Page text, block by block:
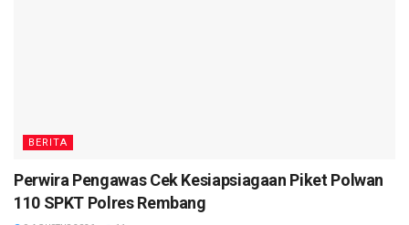
BERITA
Perwira Pengawas Cek Kesiapsiagaan Piket Polwan
110 SPKT Polres Rembang